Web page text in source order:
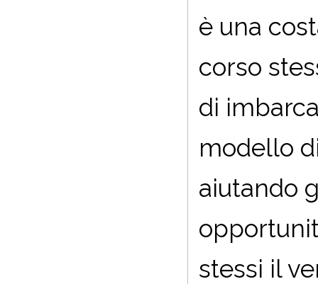
è una
corso
di
modello
aiutando
stessi il